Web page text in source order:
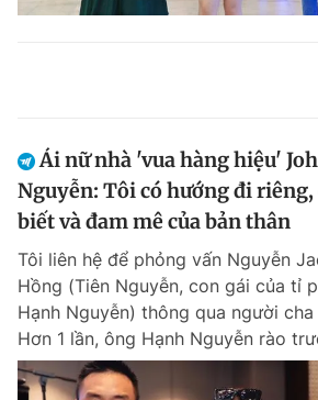
Ái nữ nhà 'vua hàng hiệu'
Nguyễn: Tôi có hướng đi
biết và đam mê của bản thân
Tôi liên hệ để phỏng vấn Nguyễn
Hồng (Tiên Nguyễn, con gái của tỉ
Hạnh Nguyễn) thông qua người
Hơn 1 lần, ông Hạnh Nguyễn rào